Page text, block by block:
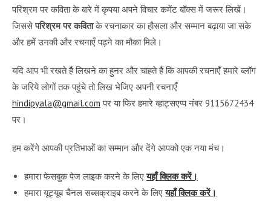
परिश्रम पर कविताके बारे में कृपया अपने विचार कमेंट बॉक्स में जरूर लिखें।
जिससेपरिश्रम पर कविता के रचनाकार का हौसला और सम्मान बढ़ाया जा सके
और हमें उनकी और रचनाएँ पढ़ने का मौका मिले।
यदि आप भी रखते हैं लिखने का हुनर और चाहते हैं कि आपकी रचनाएँ हमारे ब्लॉग
के जरिये लोगों तक पहुंचे तो लिख भेजिए अपनी रचनाएँ
hindipyala@gmail.com पर या फिर हमारे व्हाट्सएप्प नंबर 9115672434
पर।
हम करेंगे आपकी प्रतिभाओं का सम्मान और देंगे आपको एक नया मंच।
हमारा फेसबुक पेज लाइक करने के लिएयहाँ क्लिक करें।
हमारा यूट्यूब चैनल सब्सक्राइब करने के लिएयहाँ क्लिक करें।